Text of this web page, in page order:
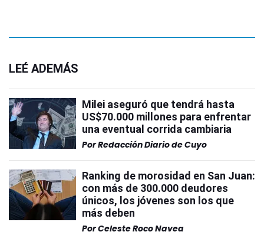
LEÉ ADEMÁS
Milei aseguró que tendrá hasta
US$70.000 millones para enfrentar
una eventual corrida cambiaria
PorRedacción Diario de Cuyo
Ranking de morosidad en San Juan:
con más de 300.000 deudores
únicos, los jóvenes son los que
más deben
PorCeleste Roco Navea